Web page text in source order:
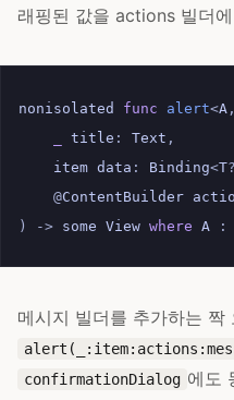
래핑된 값을 actions 빌더
nonisolated func alert<A ,
title : Text ,
item data : Binding<T?
@ContentBuilder
)
-> some View where A :
메시지 빌더를 추가하는 짝
confirmationDialog 에도